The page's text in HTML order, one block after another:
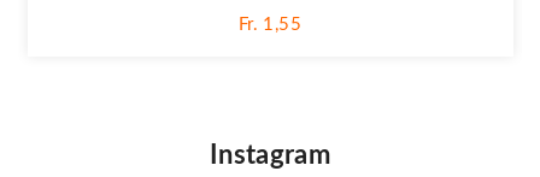
Fr. 1,55
Instagram